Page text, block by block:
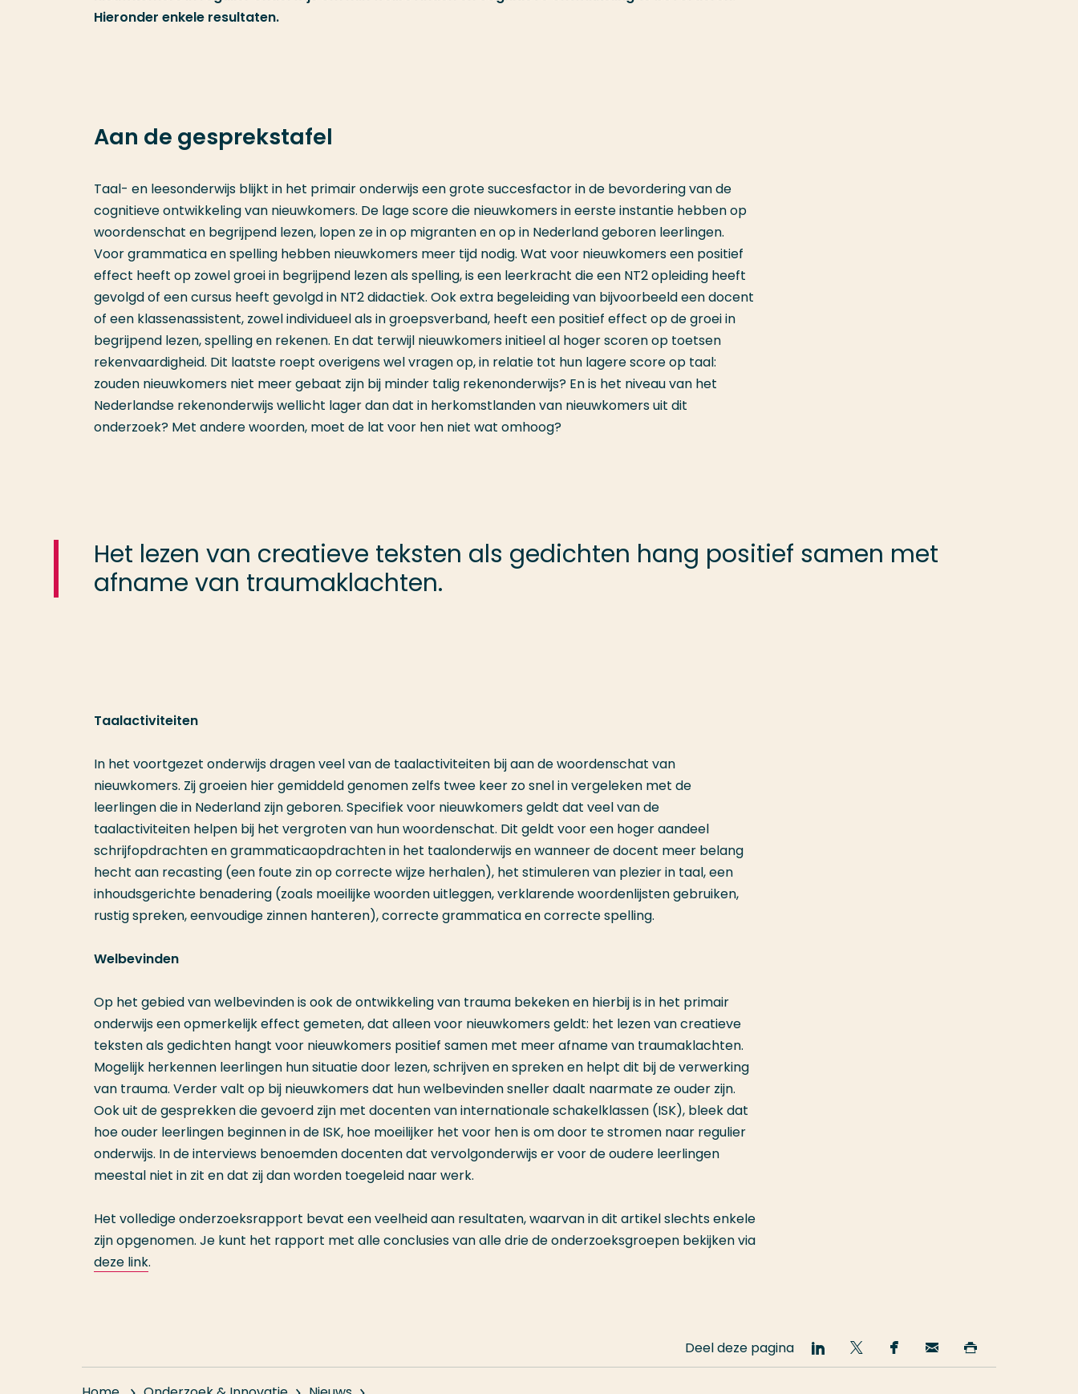
Hieronder enkele resultaten.
Aan de gesprekstafel
Taal- en leesonderwijs blijkt in het primair onderwijs een grote succesfactor in de bevordering van de
cognitieve ontwikkeling van nieuwkomers. De lage score die nieuwkomers in eerste instantie hebben op
woordenschat en begrijpend lezen, lopen ze in op migranten en op in Nederland geboren leerlingen.
Voor grammatica en spelling hebben nieuwkomers meer tijd nodig. Wat voor nieuwkomers een positief
effect heeft op zowel groei in begrijpend lezen als spelling, is een leerkracht die een NT2 opleiding heeft
gevolgd of een cursus heeft gevolgd in NT2 didactiek. Ook extra begeleiding van bijvoorbeeld een docent
of een klassenassistent, zowel individueel als in groepsverband, heeft een positief effect op de groei in
begrijpend lezen, spelling en rekenen. En dat terwijl nieuwkomers initieel al hoger scoren op toetsen
rekenvaardigheid. Dit laatste roept overigens wel vragen op, in relatie tot hun lagere score op taal:
zouden nieuwkomers niet meer gebaat zijn bij minder talig rekenonderwijs? En is het niveau van het
Nederlandse rekenonderwijs wellicht lager dan dat in herkomstlanden van nieuwkomers uit dit
onderzoek? Met andere woorden, moet de lat voor hen niet wat omhoog?
Het lezen van creatieve teksten als gedichten hang positief samen met
afname van traumaklachten.
Taalactiviteiten
In het voortgezet onderwijs dragen veel van de taalactiviteiten bij aan de woordenschat van
nieuwkomers. Zij groeien hier gemiddeld genomen zelfs twee keer zo snel in vergeleken met de
leerlingen die in Nederland zijn geboren. Specifiek voor nieuwkomers geldt dat veel van de
taalactiviteiten helpen bij het vergroten van hun woordenschat. Dit geldt voor een hoger aandeel
schrijfopdrachten en grammaticaopdrachten in het taalonderwijs en wanneer de docent meer belang
hecht aan recasting (een foute zin op correcte wijze herhalen), het stimuleren van plezier in taal, een
inhoudsgerichte benadering (zoals moeilijke woorden uitleggen, verklarende woordenlijsten gebruiken,
rustig spreken, eenvoudige zinnen hanteren), correcte grammatica en correcte spelling.
Welbevinden
Op het gebied van welbevinden is ook de ontwikkeling van trauma bekeken en hierbij is in het primair
onderwijs een opmerkelijk effect gemeten, dat alleen voor nieuwkomers geldt: het lezen van creatieve
teksten als gedichten hangt voor nieuwkomers positief samen met meer afname van traumaklachten.
Mogelijk herkennen leerlingen hun situatie door lezen, schrijven en spreken en helpt dit bij de verwerking
van trauma. Verder valt op bij nieuwkomers dat hun welbevinden sneller daalt naarmate ze ouder zijn.
Ook uit de gesprekken die gevoerd zijn met docenten van internationale schakelklassen (ISK), bleek dat
hoe ouder leerlingen beginnen in de ISK, hoe moeilijker het voor hen is om door te stromen naar regulier
onderwijs. In de interviews benoemden docenten dat vervolgonderwijs er voor de oudere leerlingen
meestal niet in zit en dat zij dan worden toegeleid naar werk.
Het volledige onderzoeksrapport bevat een veelheid aan resultaten, waarvan in dit artikel slechts enkele
zijn opgenomen. Je kunt het rapport met alle conclusies van alle drie de onderzoeksgroepen bekijken via
deze link.
Deel deze pagina
Deel
op
Deel
op
Deel
op
Email
deze deze